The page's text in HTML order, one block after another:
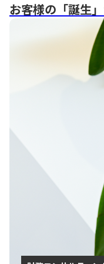
お客様の「誕生